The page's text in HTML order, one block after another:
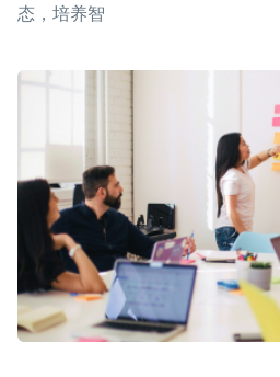
态，培养智